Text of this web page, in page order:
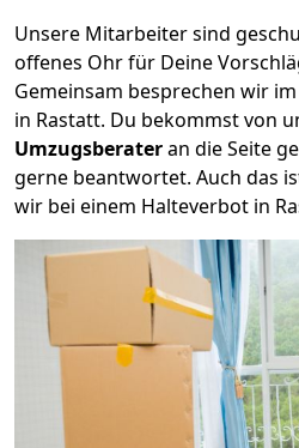
Unsere Mitarbeiter sind
offenes Ohr für Deine
Gemeinsam besprechen wir
in Rastatt. Du bekommst von
Umzugsberateran die Seite
gerne beantwortet. Auch das
wir bei einem Halteverbot in